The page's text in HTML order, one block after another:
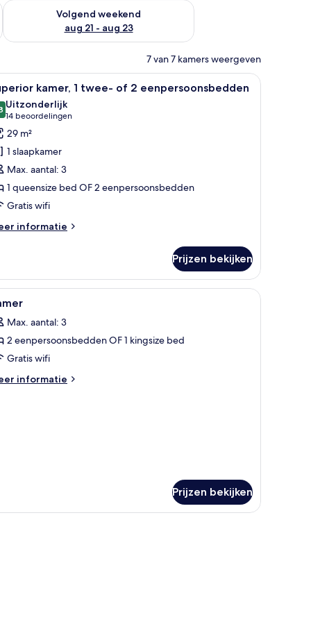
weekend aug 14 - aug 16
Volgend weekend
aug 21 - aug 23
De beschikbaarheid controleren voor volgend weekend aug
7 van 7 kamers weergeven
nachtkastjes met lampen, een houten hoofdbord, een ingelijst
Een hotelkamer met een bed, een houten
5 kamer, 1 twee- of 2 eenpersoonsbedden
van 10
Uitzonderlijk
14 beoordelingen
(14
beoordelingen)
29 m²
1 slaapkamer
Max. aantal: 3
1 queensize bed OF 2 eenpersoonsbedden
Gratis wifi
informatie
Prijzen bekijken
een tafel en uitzicht op de stad door een groot raam.
Een hotelkamer met een bed, twee leren
5
Max. aantal: 3
2 eenpersoonsbedden OF 1 kingsize bed
Gratis wifi
informatie
Prijzen bekijken